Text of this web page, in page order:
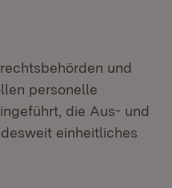
und
personelle
die Aus- und
einheitliches